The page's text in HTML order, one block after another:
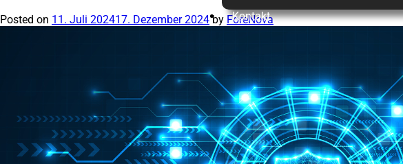
Kontakt
Posted on 11. Juli 202417. Dezember 2024by ForeNova